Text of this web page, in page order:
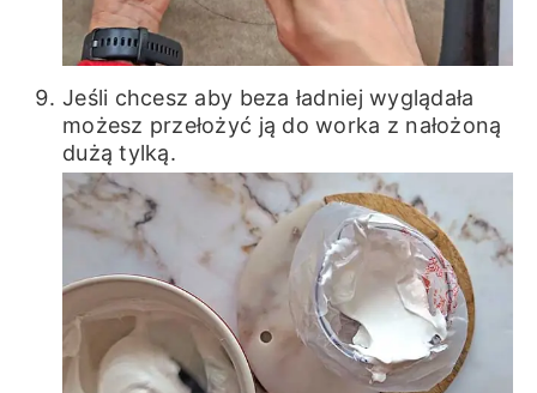
Jeśli chcesz aby beza ładniej wyglądała
możesz przełożyć ją do worka z nałożoną
dużą tylką.